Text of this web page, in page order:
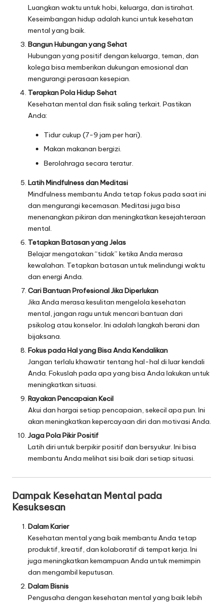
Luangkan waktu untuk hobi, keluarga, dan istirahat.
Keseimbangan hidup adalah kunci untuk kesehatan
mental yang baik.
Bangun Hubungan yang Sehat
Hubungan yang positif dengan keluarga, teman, dan
kolega bisa memberikan dukungan emosional dan
mengurangi perasaan kesepian.
Terapkan Pola Hidup Sehat
Kesehatan mental dan fisik saling terkait. Pastikan
Anda:
Tidur cukup (7-9 jam per hari).
Makan makanan bergizi.
Berolahraga secara teratur.
Latih Mindfulness dan Meditasi
Mindfulness membantu Anda tetap fokus pada saat ini
dan mengurangi kecemasan. Meditasi juga bisa
menenangkan pikiran dan meningkatkan kesejahteraan
mental.
Tetapkan Batasan yang Jelas
Belajar mengatakan “tidak” ketika Anda merasa
kewalahan. Tetapkan batasan untuk melindungi waktu
dan energi Anda.
Cari Bantuan Profesional Jika Diperlukan
Jika Anda merasa kesulitan mengelola kesehatan
mental, jangan ragu untuk mencari bantuan dari
psikolog atau konselor. Ini adalah langkah berani dan
bijaksana.
Fokus pada Hal yang Bisa Anda Kendalikan
Jangan terlalu khawatir tentang hal-hal di luar kendali
Anda. Fokuslah pada apa yang bisa Anda lakukan untuk
meningkatkan situasi.
Rayakan Pencapaian Kecil
Akui dan hargai setiap pencapaian, sekecil apa pun. Ini
akan meningkatkan kepercayaan diri dan motivasi Anda.
Jaga Pola Pikir Positif
Latih diri untuk berpikir positif dan bersyukur. Ini bisa
membantu Anda melihat sisi baik dari setiap situasi.
Dampak Kesehatan Mental pada
Kesuksesan
Dalam Karier
Kesehatan mental yang baik membantu Anda tetap
produktif, kreatif, dan kolaboratif di tempat kerja. Ini
juga meningkatkan kemampuan Anda untuk memimpin
dan mengambil keputusan.
Dalam Bisnis
Pengusaha dengan kesehatan mental yang baik lebih